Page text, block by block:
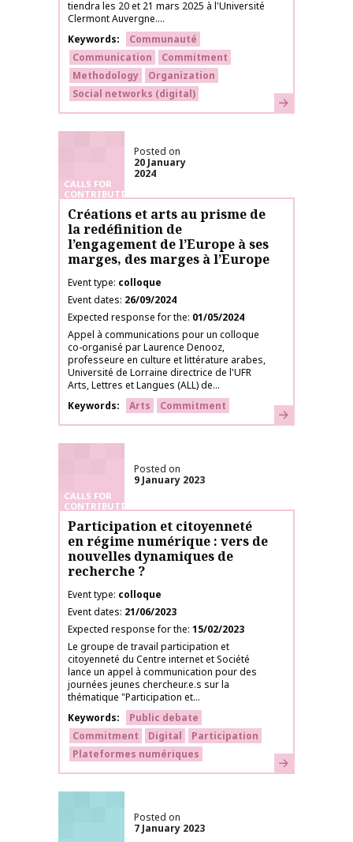
tiendra les 20 et 21 mars 2025 à l'Université
Clermont Auvergne....
Keywords
Communauté
Communication
Commitment
Methodology
Organization
Social networks (digital)
Learn more
CALLS FOR
CONTRIBUTIONS
Posted on
20 January
2024
Créations et arts au prisme de
la redéfinition de
l’engagement de l’Europe à ses
marges, des marges à l’Europe
Event type colloque
Event dates 26/09/2024
Expected response for the 01/05/2024
Appel à communications pour un colloque
co-organisé par Laurence Denooz,
professeure en culture et littérature arabes,
Université de Lorraine directrice de l'UFR
Arts, Lettres et Langues (ALL) de...
Keywords
Arts Commitment Learn more
CALLS FOR
CONTRIBUTIONS
Posted on
9 January 2023
Participation et citoyenneté
en régime numérique : vers de
nouvelles dynamiques de
recherche ?
Event type colloque
Event dates 21/06/2023
Expected response for the 15/02/2023
Le groupe de travail participation et
citoyenneté du Centre internet et Société
lance un appel à communication pour des
journées jeunes chercheur.e.s sur la
thématique "Participation et...
Keywords
Public debate
Commitment
Digital
Participation
Plateformes numériques
Learn more
Posted on
7 January 2023